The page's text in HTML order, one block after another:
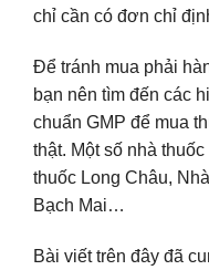
chỉ cần có đơn chỉ
Để tránh mua phải
bạn nên tìm đến các
chuẩn GMP để mua
thật. Một số nhà
thuốc Long Châu,
Bạch Mai…
Bài viết trên đây đã